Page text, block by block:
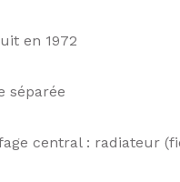
en 1972
séparée
central : radiateur